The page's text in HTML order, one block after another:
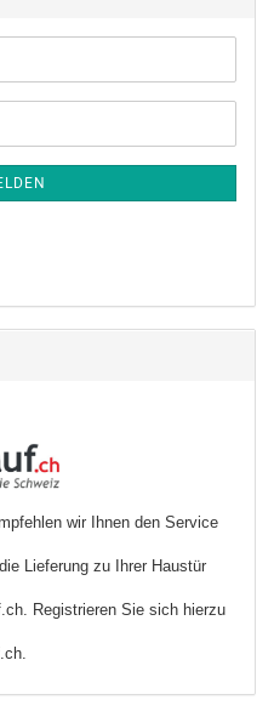
wir Ihnen den Service
Lieferung zu Ihrer Haustür
Registrieren Sie sich hierzu